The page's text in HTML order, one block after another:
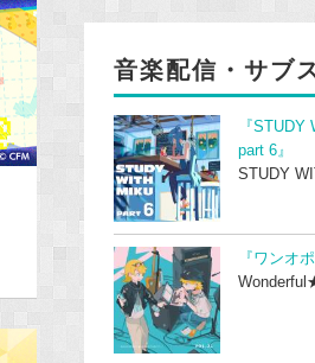
音楽配信・サブ
『STUDY
part 6』
STUDY
『ワンオ